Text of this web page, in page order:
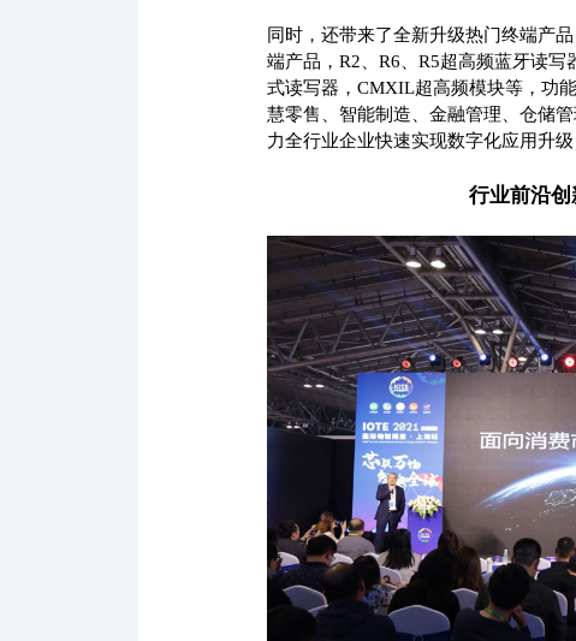
同时，还带来了全新升级热门终端产
端产品，R2、R6、R5超高频蓝牙读
式读写器，CMXIL超高频模块等，功
慧零售、智能制造、金融管理、仓储
力全行业企业快速实现数字化应用升
行业前沿